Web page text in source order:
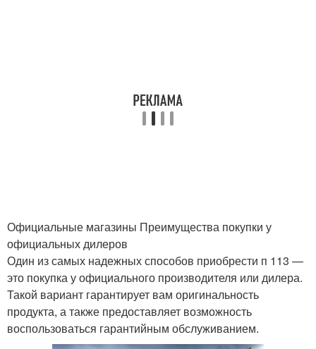
Официальные магазины Преимущества покупки у
официальных дилеров
Один из самых надежных способов приобрести п 113 —
это покупка у официального производителя или дилера.
Такой вариант гарантирует вам оригинальность
продукта, а также предоставляет возможность
воспользоваться гарантийным обслуживанием.